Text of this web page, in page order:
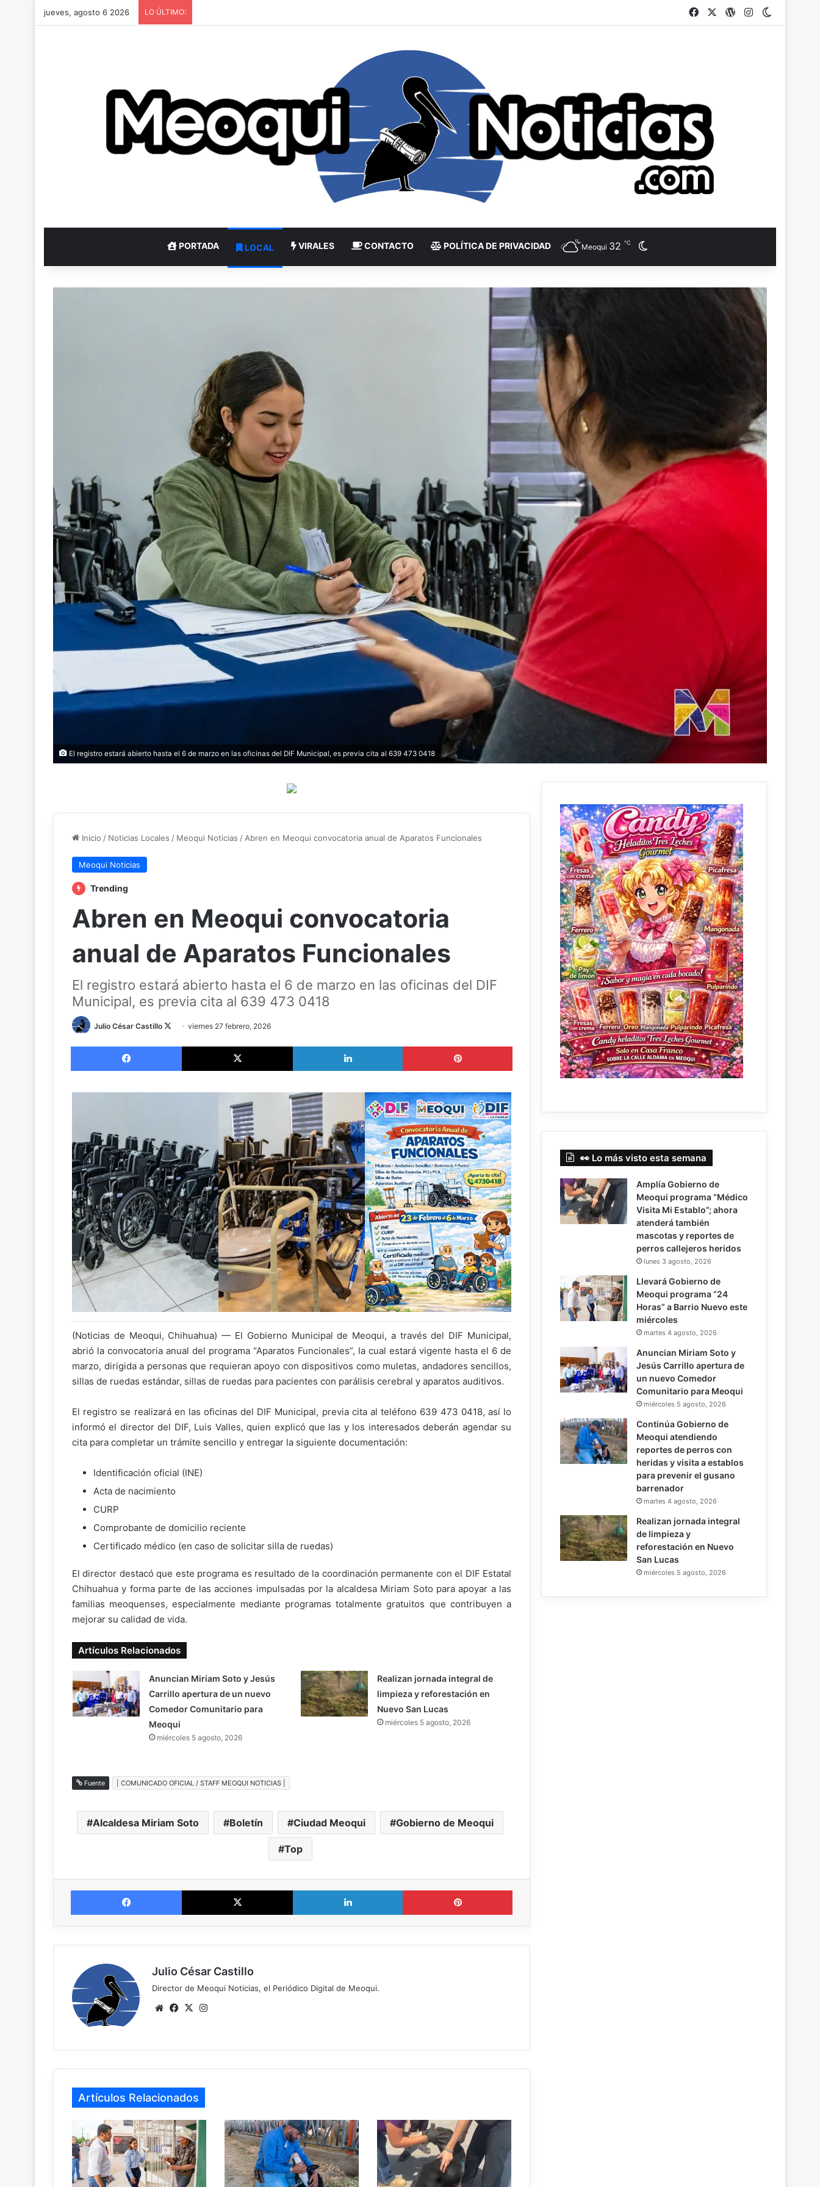
jueves, agosto 6 2026 LO ÚLTIMO: FacebookWordPress
Instagram
PORTADA LOCAL VIRALES CONTACTO POLÍTICA DE PRIVACIDAD Meoqui 32 ℃
El registro estará abierto hasta el 6 de marzo en las oficinas del DIF Municipal, es previa cita al 639 473 0418
Inicio / Noticias Locales / Meoqui Noticias / Abren en Meoqui convocatoria anual de Aparatos Funcionales
Meoqui Noticias
Trending
Abren en Meoqui convocatoria
anual de Aparatos Funcionales
El registro estará abierto hasta el 6 de marzo en las oficinas del DIF
Municipal, es previa cita al 639 473 0418
Julio César Castillo
Followviernes 27 febrero, 2026
Facebook X LinkedIn Pinterest
(Noticias de Meoqui, Chihuahua) — El Gobierno Municipal de Meoqui, a través del DIF Municipal,
abrió la convocatoria anual del programa “Aparatos Funcionales”, la cual estará vigente hasta el 6 de
marzo, dirigida a personas que requieran apoyo con dispositivos como muletas, andadores sencillos,
sillas de ruedas estándar, sillas de ruedas para pacientes con parálisis cerebral y aparatos auditivos.
El registro se realizará en las oficinas del DIF Municipal, previa cita al teléfono 639 473 0418, así lo
informó el director del DIF, Luis Valles, quien explicó que las y los interesados deberán agendar su
cita para completar un trámite sencillo y entregar la siguiente documentación:
Identificación oficial (INE)
Acta de nacimiento
CURP
Comprobante de domicilio reciente
Certificado médico (en caso de solicitar silla de ruedas)
El director destacó que este programa es resultado de la coordinación permanente con el DIF Estatal
Chihuahua y forma parte de las acciones impulsadas por la alcaldesa Miriam Soto para apoyar a las
familias meoquenses, especialmente mediante programas totalmente gratuitos que contribuyen a
mejorar su calidad de vida.
Artículos Relacionados
Anuncian Miriam Soto y Jesús
Carrillo apertura de un nuevo
Comedor Comunitario para
Meoqui
miércoles 5 agosto, 2026
Realizan jornada integral de
limpieza y reforestación en
Nuevo San Lucas
miércoles 5 agosto, 2026
Fuente | COMUNICADO OFICIAL / STAFF MEOQUI NOTICIAS |
Alcaldesa Miriam Soto Boletín Ciudad Meoqui Gobierno de Meoqui
Top
Facebook X LinkedIn Pinterest
Julio César Castillo
Director de Meoqui Noticias, el Periódico Digital de Meoqui.
WebsiteFacebook
X
Artículos Relacionados
👀 Lo más visto esta semana
Amplía Gobierno de
Meoqui programa “Médico
Visita Mi Establo”; ahora
atenderá también
mascotas y reportes de
perros callejeros heridos
lunes 3 agosto, 2026
Llevará Gobierno de
Meoqui programa “24
Horas” a Barrio Nuevo este
miércoles
martes 4 agosto, 2026
Anuncian Miriam Soto y
Jesús Carrillo apertura de
un nuevo Comedor
Comunitario para Meoqui
miércoles 5 agosto, 2026
Continúa Gobierno de
Meoqui atendiendo
reportes de perros con
heridas y visita a establos
para prevenir el gusano
barrenador
martes 4 agosto, 2026
Realizan jornada integral
de limpieza y
reforestación en Nuevo
San Lucas
miércoles 5 agosto, 2026